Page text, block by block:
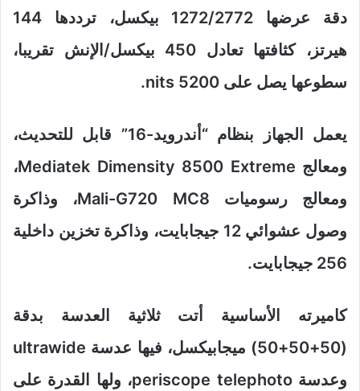
دقة عرضها 1272/2772 بيكسل، ترددها 144
هيرتز، كثافتها تعادل 450 بيكسل/الإنش تقريبا،
سطوعها يصل على 5200 nits.
يعمل الجهاز بنظام “أندرويد-16” قابل للتحديث،
ومعالج Mediatek Dimensity 8500 Extreme،
ومعالج رسوميات Mali-G720 MC8، وذاكرة
وصول عشوائي 12 جيجابايت، وذاكرة تخزين داخلية
256 جيجابايت.
كاميرته الأساسية أتت ثلاثية العدسة بدقة
(50+50+50) ميجابيكسل، فيها عدسة ultrawide
وعدسة periscope telephoto، ولها القدرة على